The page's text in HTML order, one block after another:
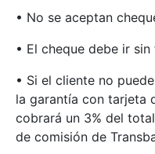
• No se aceptan
• El cheque debe ir sin
• Si el cliente no
la garantía con tarjeta
cobrará un 3% del
de comisión de